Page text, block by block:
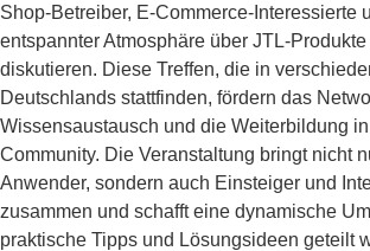
Shop-Betreiber, E-Commerce-Interessierte
entspannter Atmosphäre über JTL-
diskutieren. Diese Treffen, die in
Deutschlands stattfinden, fördern das
Wissensaustausch und die Weiterbildung
Community. Die Veranstaltung bringt nicht
Anwender, sondern auch Einsteiger und
zusammen und schafft eine dynamische
praktische Tipps und Lösungsideen geteilt